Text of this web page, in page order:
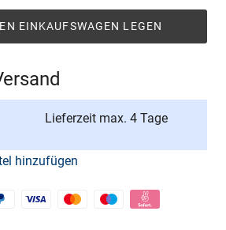
EINKAUFSWAGEN LEGEN
Lieferzeit max. 4 Tage
hinzufügen